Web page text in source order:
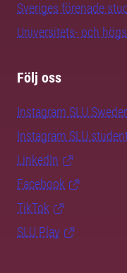
Sveriges förenade
Universitets- och
Följ oss
Instagram
Instagram
LinkedIn
Facebook
TikTok
SLU Play